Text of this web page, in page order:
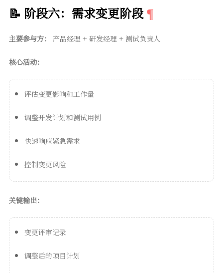
📝 阶段六：需求变更阶段
主要参与方： 产品经理 + 研发经理 + 测试负责人
核心活动：
评估变更影响和工作量
调整开发计划和测试用例
快速响应紧急需求
控制变更风险
关键输出：
变更评审记录
调整后的项目计划